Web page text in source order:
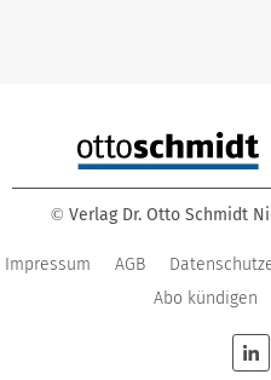
© Verlag Dr. Otto Schmidt
Impressum AGB
Abo kündigen